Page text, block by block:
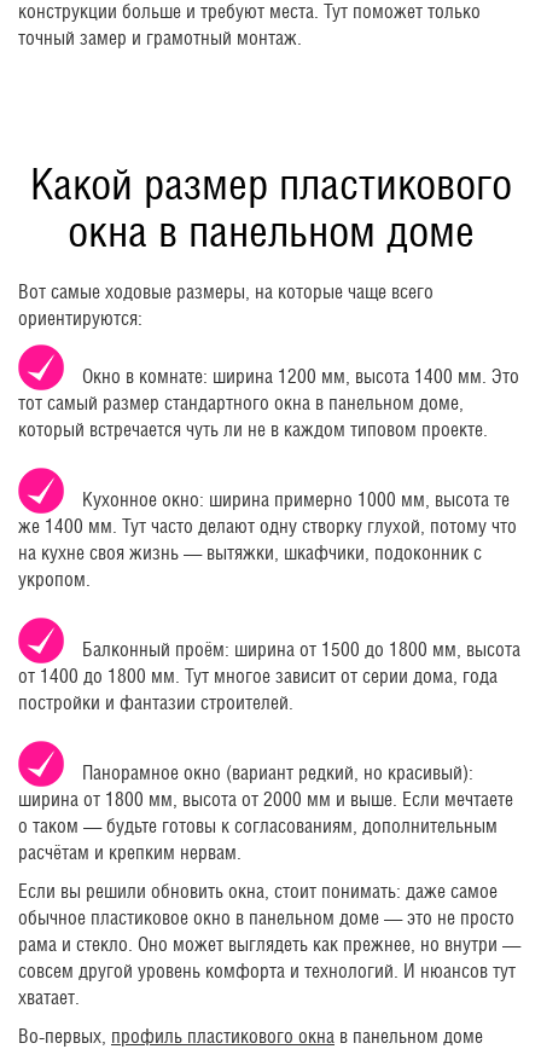
конструкции больше и требуют места. Тут поможет только
точный замер и грамотный монтаж.
Какой размер пластикового
окна в панельном доме
Вот самые ходовые размеры, на которые чаще всего
ориентируются:
Окно в комнате: ширина 1200 мм, высота 1400 мм. Это
тот самый размер стандартного окна в панельном доме,
который встречается чуть ли не в каждом типовом проекте.
Кухонное окно: ширина примерно 1000 мм, высота те
же 1400 мм. Тут часто делают одну створку глухой, потому что
на кухне своя жизнь — вытяжки, шкафчики, подоконник с
укропом.
Балконный проём: ширина от 1500 до 1800 мм, высота
от 1400 до 1800 мм. Тут многое зависит от серии дома, года
постройки и фантазии строителей.
Панорамное окно (вариант редкий, но красивый):
ширина от 1800 мм, высота от 2000 мм и выше. Если мечтаете
о таком — будьте готовы к согласованиям, дополнительным
расчётам и крепким нервам.
Если вы решили обновить окна, стоит понимать: даже самое
обычное пластиковое окно в панельном доме — это не просто
рама и стекло. Оно может выглядеть как прежнее, но внутри —
совсем другой уровень комфорта и технологий. И нюансов тут
хватает.
Во-первых, профиль пластикового окна в панельном доме